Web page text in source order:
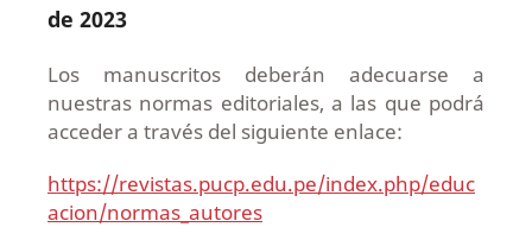
de 2023
Los manuscritos deberán adecuarse a
nuestras normas editoriales, a las que podrá
acceder a través del siguiente enlace:
https://revistas.pucp.edu.pe/index.php/educ
acion/normas_autores